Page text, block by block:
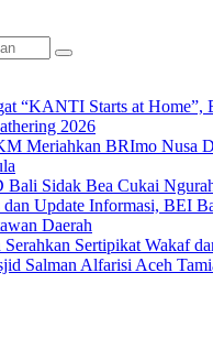
“KANTI Starts at Home”,
2026
Meriahkan BRImo Nusa
Sidak Bea Cukai
dan Update Informasi, BEI
Daerah
Sertipikat Wakaf
Salman Alfarisi Aceh